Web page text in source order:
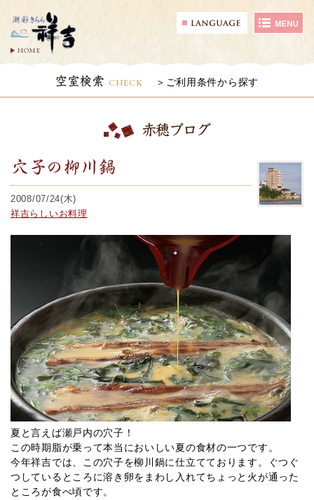
HOME
空室検索 CHECK ご利用条件から探す
赤穂ブログ
穴子の柳川鍋
2008/07/24(木)
祥吉らしいお料理
夏と言えば瀬戸内の穴子！
この時期脂が乗って本当においしい夏の食材の一つです。
今年祥吉では、この穴子を柳川鍋に仕立てております。ぐつぐ
つしているところに溶き卵をまわし入れてちょっと火が通った
ところが食べ頃です。